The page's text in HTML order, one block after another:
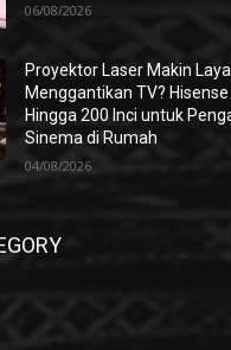
06/08/2026
Proyektor Laser Makin
Menggantikan TV?
Hingga 200 Inci untuk
Sinema di Rumah
04/08/2026